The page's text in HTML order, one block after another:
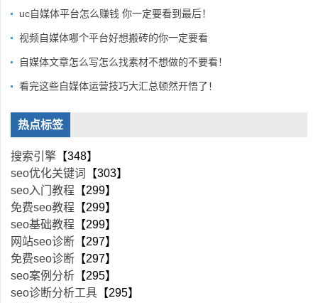
uc自媒体平台怎么赚钱 你一定要看到最后！
视频自媒体哪个平台好想搬砖的你一定要看
自媒体文章怎么写怎么找素材不想做的不要看！
看完这些自媒体运营技巧大汇总顿然开悟了！
热点标签
搜索引擎 【348】
seo优化关键词
【303】
seo入门教程 【299】
免费seo教程 【299】
seo基础教程 【299】
网站seo诊断 【297】
免费seo诊断 【297】
seo案例分析 【295】
seo诊断分析工具 【295】